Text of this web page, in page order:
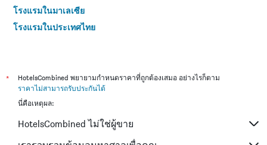
โรงแรมในมาเลเซีย
โรงแรมในประเทศไทย
*
HotelsCombined พยายามกำหนดราคาที่ถูกต้องเสมอ อย่างไรก็ตาม
ราคาไม่สามารถรับประกันได้
นี่คือเหตุผล:
HotelsCombined ไม่ใช่ผู้ขาย